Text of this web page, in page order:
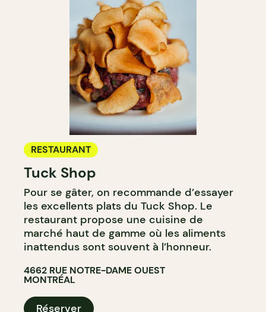
RESTAURANT
Tuck Shop
Pour se gâter, on recommande d’essayer
les excellents plats du Tuck Shop. Le
restaurant propose une cuisine de
marché haut de gamme où les aliments
inattendus sont souvent à l’honneur.
4662 RUE NOTRE-DAME OUEST
MONTRÉAL
Réserver